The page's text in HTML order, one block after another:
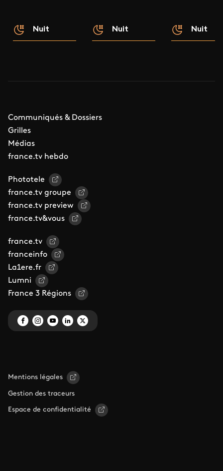
Nuit Nuit Nuit
Communiqués & Dossiers
Grilles
Médias
france.tv hebdo
Phototele
france.tv groupe
france.tv preview
france.tv&vous
france.tv
franceinfo
La1ere.fr
Lumni
France 3 Régions
Mentions légales
Gestion des traceurs
Espace de confidentialité